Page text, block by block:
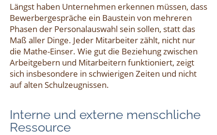
Längst haben Unternehmen erkennen müssen, dass
Bewerbergespräche ein Baustein von mehreren
Phasen der Personalauswahl sein sollen, statt das
Maß aller Dinge. Jeder Mitarbeiter zählt, nicht nur
die Mathe-Einser. Wie gut die Beziehung zwischen
Arbeitgebern und Mitarbeitern funktioniert, zeigt
sich insbesondere in schwierigen Zeiten und nicht
auf alten Schulzeugnissen.
Interne und externe menschliche
Ressource